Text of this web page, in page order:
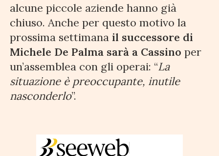
alcune piccole aziende hanno già
chiuso. Anche per questo motivo la
prossima settimana il successore di
Michele De Palma sarà a Cassino per
un’assemblea con gli operai: “La
situazione è preoccupante, inutile
nasconderlo”.